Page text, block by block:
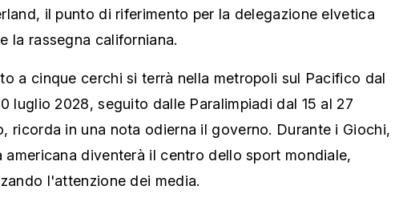
il punto di riferimento per la delegazione elvetica
la rassegna californiana.
a cinque cerchi si terrà nella metropoli sul Pacifico dal
luglio 2028, seguito dalle Paralimpiadi dal 15 al 27
ricorda in una nota odierna il governo. Durante i Giochi,
americana diventerà il centro dello sport mondiale,
l'attenzione dei media.